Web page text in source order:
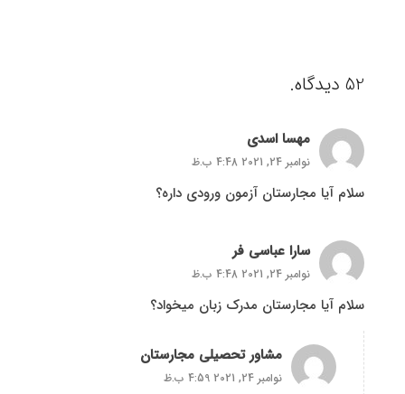
52 دیدگاه.
مهسا اسدی
نوامبر 24, 2021 4:48 ب.ظ
سلام آیا مجارستان آزمون ورودی داره؟
سارا عباسی فر
نوامبر 24, 2021 4:48 ب.ظ
سلام آیا مجارستان مدرک زبان میخواد؟
مشاور تحصیلی مجارستان
نوامبر 24, 2021 4:59 ب.ظ